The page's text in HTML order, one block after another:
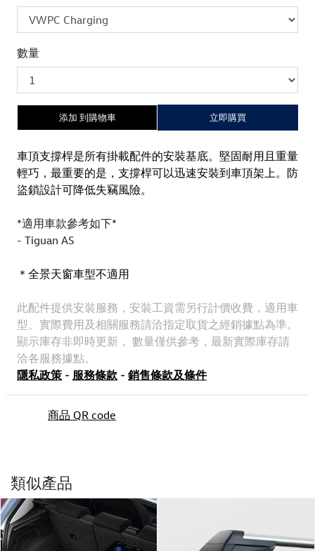
數量
添加 到購物車 立即購買
車頂支撐桿是所有掛載配件的安裝基底。堅固耐用且重量
輕巧，最重要的是，支撐桿可以迅速安裝到車頂架上。防
盜鎖設計可降低失竊風險。
*適用車款參考如下*
- Tiguan AS
＊全景天窗車型不適用
此配件提供安裝服務，安裝工資需另行計價收費， 適用車
型、實際費用及相關服務請洽指定取貨之經銷據點為準。
顯示庫存非即時更新， 數量僅供參考，最新實際庫存請
洽各服務據點。
隱私政策 - 服務條款 - 銷售條款及條件
商品 QR code
類似產品